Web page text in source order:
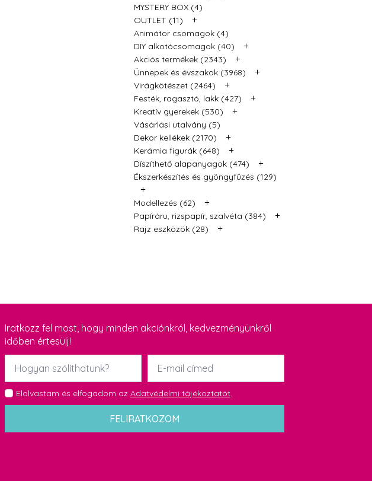
MYSTERY BOX (4)
OUTLET (11)
+
Animátor csomagok (4)
DIY alkotócsomagok (40)
+
Akciós termékek (2343) +
Ünnepek és évszakok (3968) +
Virágkötészet (2464) +
Festék, ragasztó, lakk (427) +
Kreatív gyerekek (530) +
Vásárlási utalvány (5)
Dekor kellékek (2170)
+
Kerámia figurák (648) +
Díszíthető alapanyagok (474) +
Ékszerkészítés és gyöngyfűzés (129)
+
Modellezés (62) +
Papíráru, rizspapír, szalvéta (384) +
Rajz eszközök (28) +
Iratkozz fel most, hogy minden akciónkról, kedvezményünkről
időben értesülj!
Név
Email
GDPR
*
Elolvastam és elfogadom az Adatvédelmi tájékoztatót
FELIRATKOZOM